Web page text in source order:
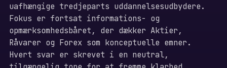
uafhængige tredjeparts uddannelsesudbydere.
Fokus er fortsat informations- og
opmærksomhedsbåret, der dækker Aktier,
Råvarer og Forex som konceptuelle emner.
Hvert svar er skrevet i en neutral,